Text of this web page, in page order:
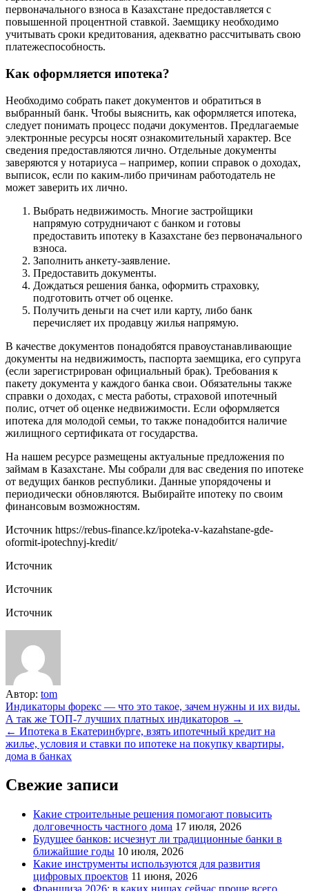
первоначального взноса в Казахстане предоставляется с
повышенной процентной ставкой. Заемщику необходимо
учитывать сроки кредитования, адекватно рассчитывать свою
платежеспособность.
Как оформляется ипотека?
Необходимо собрать пакет документов и обратиться в
выбранный банк. Чтобы выяснить, как оформляется ипотека,
следует понимать процесс подачи документов. Предлагаемые
электронные ресурсы носят ознакомительный характер. Все
сведения предоставляются лично. Отдельные документы
заверяются у нотариуса – например, копии справок о доходах,
выписок, если по каким-либо причинам работодатель не
может заверить их лично.
Выбрать недвижимость. Многие застройщики
напрямую сотрудничают с банком и готовы
предоставить ипотеку в Казахстане без первоначального
взноса.
Заполнить анкету-заявление.
Предоставить документы.
Дождаться решения банка, оформить страховку,
подготовить отчет об оценке.
Получить деньги на счет или карту, либо банк
перечисляет их продавцу жилья напрямую.
В качестве документов понадобятся правоустанавливающие
документы на недвижимость, паспорта заемщика, его супруга
(если зарегистрирован официальный брак). Требования к
пакету документа у каждого банка свои. Обязательны также
справки о доходах, с места работы, страховой ипотечный
полис, отчет об оценке недвижимости. Если оформляется
ипотека для молодой семьи, то также понадобится наличие
жилищного сертификата от государства.
На нашем ресурсе размещены актуальные предложения по
займам в Казахстане. Мы собрали для вас сведения по ипотеке
от ведущих банков республики. Данные упорядочены и
периодически обновляются. Выбирайте ипотеку по своим
финансовым возможностям.
Источник https://rebus-finance.kz/ipoteka-v-kazahstane-gde-
oformit-ipotechnyj-kredit/
Источник
Источник
Источник
Автор: tom
Навигация
по
записям
Индикаторы форекс — что это такое, зачем нужны и их виды.
А так же ТОП-7 лучших платных индикаторов →
← Ипотека в Екатеринбурге, взять ипотечный кредит на
жилье, условия и ставки по ипотеке на покупку квартиры,
дома в банках
Свежие записи
Какие строительные решения помогают повысить
долговечность частного дома 17 июля, 2026
Будущее банков: исчезнут ли традиционные банки в
ближайшие годы 10 июля, 2026
Какие инструменты используются для развития
цифровых проектов 11 июня, 2026